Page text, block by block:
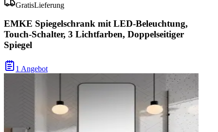
GratisLieferung
EMKE Spiegelschrank mit LED-Beleuchtung,
Touch-Schalter, 3 Lichtfarben, Doppelseitiger
Spiegel
1 Angebot